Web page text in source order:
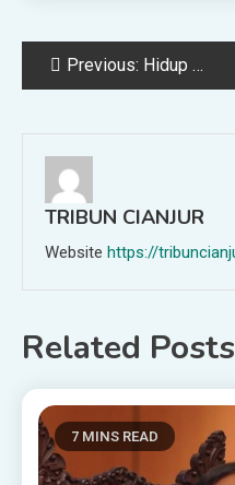
PostPrevious: Hidup di Dunia dengan Nafas Akhirat – KonsultasiSyariah.com
TRIBUN CIANJUR
Website https://
Related Posts
7 MINS READ